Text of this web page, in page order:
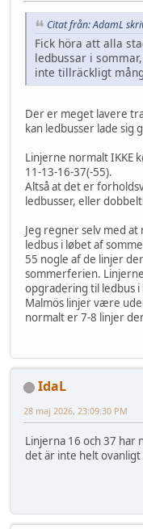
Citat från: AdamL
Fick höra att alla
ledbussar i
inte tillräckligt
Der er meget lavere
kan ledbusser lade sig
Linjerne normalt IKKE
11-13-16-37(-55).
Altså at det er
ledbusser, eller
Jeg regner selv med at
ledbus i løbet af
55 nogle af de linjer
sommerferien.
opgradering til ledbus
Malmös linjer være
normalt er 7-8 linjer
IdaL
28 maj 2026, 23:09:30 PM
Linjerna 16 och 37 har
det är inte helt ovanligt